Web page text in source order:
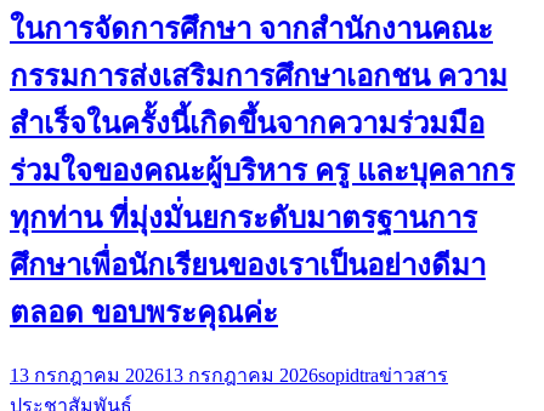
ในการจัดการศึกษา จากสำนักงานคณะ
กรรมการส่งเสริมการศึกษาเอกชน ความ
สำเร็จในครั้งนี้เกิดขึ้นจากความร่วมมือ
ร่วมใจของคณะผู้บริหาร ครู และบุคลากร
ทุกท่าน ที่มุ่งมั่นยกระดับมาตรฐานการ
ศึกษาเพื่อนักเรียนของเราเป็นอย่างดีมา
ตลอด ขอบพระคุณค่ะ
13 กรกฎาคม 202613 กรกฎาคม 2026sopidtraข่าวสาร
ประชาสัมพันธ์